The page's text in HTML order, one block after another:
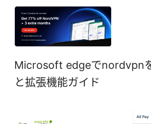
Microsoft edgeでnordvpn
と拡張機能ガイド